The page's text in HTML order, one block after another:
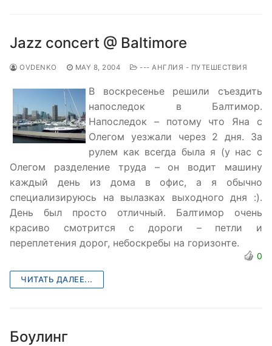
Jazz concert @ Baltimore
OVDENKO MAY 8, 2004 --- АНГЛИЯ - ПУТЕШЕСТВИЯ
В воскресенье решили съездить
напоследок в Балтимор.
Напоследок – потому что Яна с
Олегом уезжали через 2 дня. За
рулем как всегда была я (у нас с
Олегом разделение труда – он водит машину
каждый день из дома в офис, а я обычно
специализируюсь на вылазках выходного дня :).
День был просто отличный. Балтимор очень
красиво смотрится с дороги – петли и
переплетения дорог, небоскребы на горизонте.
0
ЧИТАТЬ ДАЛЕЕ...
Боулинг